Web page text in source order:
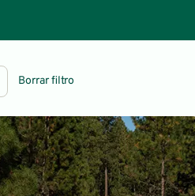
Borrar filtro